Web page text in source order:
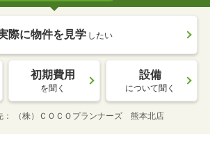
際に物件を見学 したい
初期費用
を聞く
設備
について聞く
（株）ＣＯＣＯプランナーズ 熊本北店